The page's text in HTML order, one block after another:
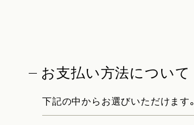
お支払い方法について
下記の中からお選びいただけます。